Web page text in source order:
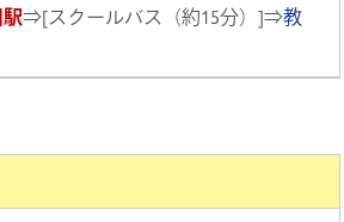
⇒[スクールバス（約15分）]⇒教